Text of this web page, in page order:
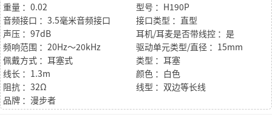
重量 ：0.02
型号 ：H190P
音频接口 ：3.5毫米音频接口
接口类型 ：直型
声压 ：97dB
耳机/耳麦是否带线控 ：是
频响范围 ：20Hz～20kHz
驱动单元类型/直径 ：15mm
佩戴方式 ：耳塞式
类型 ：耳塞
线长 ：1.3m
颜色 ：白色
阻抗 ：32Ω
线型 ：双边等长线
品牌 ：漫步者